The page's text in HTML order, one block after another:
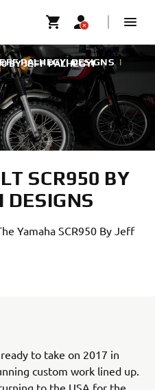
BY JEFF PALHEGYI
PALHEGYI DESIGNS |
SCR950 BY
DESIGNS
Yamaha SCR950 By Jeff
to take on 2017 in
custom work lined up.
to the USA for the